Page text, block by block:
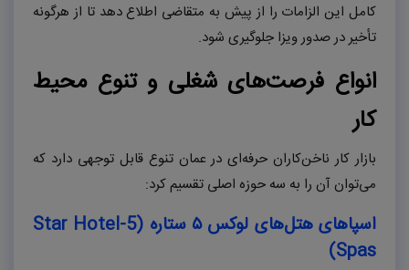
کامل این الزامات را از پیش به متقاضی اطلاع دهد تا از هرگونه
تأخیر در صدور ویزا جلوگیری شود.
انواع فرصت‌های شغلی و تنوع محیط
کار
بازار کار ناخن‌کاران حرفه‌ای در عمان تنوع قابل توجهی دارد که
می‌توان آن را به سه حوزه اصلی تقسیم کرد:
اسپاهای هتل‌های لوکس ۵ ستاره (5-
Star Hotel
Spas
)